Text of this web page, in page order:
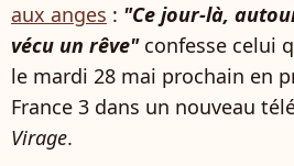
aux anges : "Ce jour-là,
vécu un rêve"confesse celui
le mardi 28 mai prochain en
France 3 dans un nouveau
Virage.